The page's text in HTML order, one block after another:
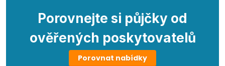
Porovnejte si půjčky od
ověřených poskytovatelů
Porovnat nabídky